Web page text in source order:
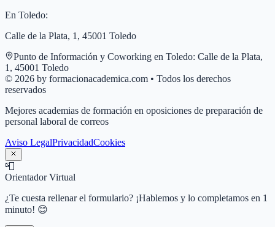
En Toledo:
Calle de la Plata, 1, 45001 Toledo
Punto de Información y Coworking en Toledo: Calle de la Plata,
1, 45001 Toledo
© 2026 by formacionacademica.com • Todos los derechos
reservados
Mejores academias de formación en oposiciones de preparación de
personal laboral de correos
Aviso LegalPrivacidadCookies
📮
Orientador Virtual
¿Te cuesta rellenar el formulario? ¡Hablemos y lo completamos en 1
minuto! 😊